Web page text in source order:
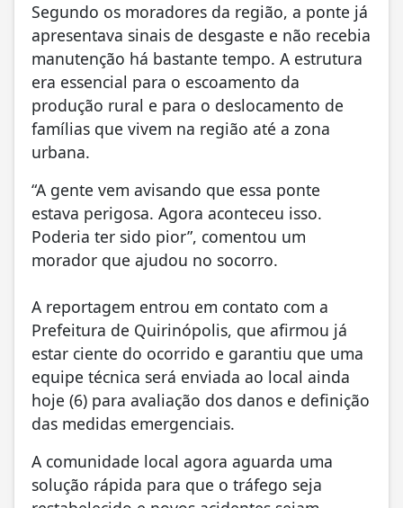
Segundo os moradores da região, a ponte já
apresentava sinais de desgaste e não recebia
manutenção há bastante tempo. A estrutura
era essencial para o escoamento da
produção rural e para o deslocamento de
famílias que vivem na região até a zona
urbana.
“A gente vem avisando que essa ponte
estava perigosa. Agora aconteceu isso.
Poderia ter sido pior”, comentou um
morador que ajudou no socorro.
A reportagem entrou em contato com a
Prefeitura de Quirinópolis, que afirmou já
estar ciente do ocorrido e garantiu que uma
equipe técnica será enviada ao local ainda
hoje (6) para avaliação dos danos e definição
das medidas emergenciais.
A comunidade local agora aguarda uma
solução rápida para que o tráfego seja